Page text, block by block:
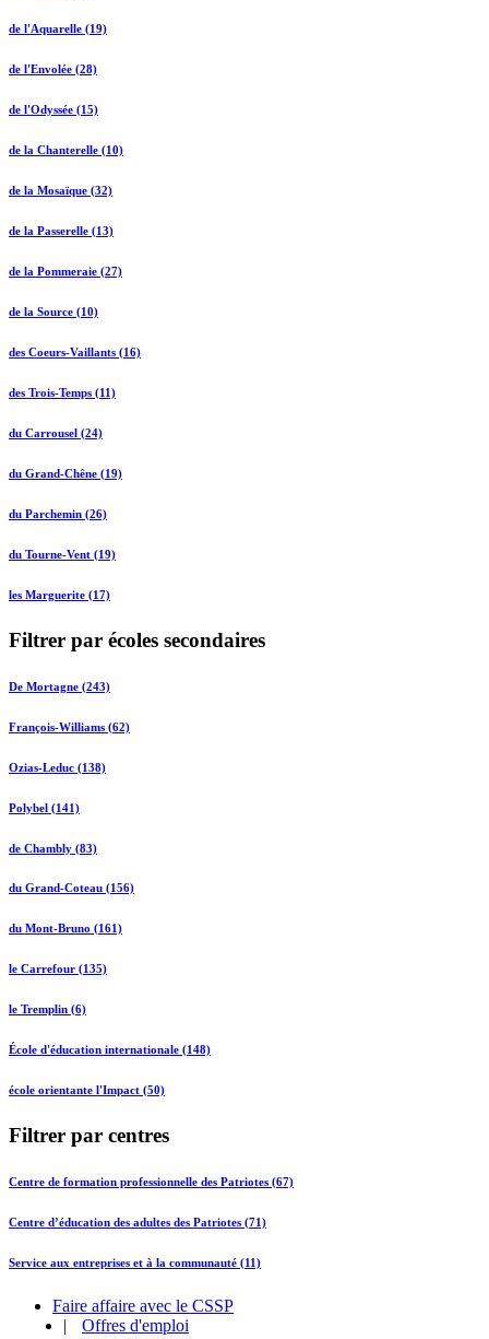
de l'Aquarelle (19)
de l'Envolée (28)
de l'Odyssée (15)
de la Chanterelle (10)
de la Mosaïque (32)
de la Passerelle (13)
de la Pommeraie (27)
de la Source (10)
des Coeurs-Vaillants (16)
des Trois-Temps (11)
du Carrousel (24)
du Grand-Chêne (19)
du Parchemin (26)
du Tourne-Vent (19)
les Marguerite (17)
Filtrer par écoles secondaires
De Mortagne (243)
François-Williams (62)
Ozias-Leduc (138)
Polybel (141)
de Chambly (83)
du Grand-Coteau (156)
du Mont-Bruno (161)
le Carrefour (135)
le Tremplin (6)
École d'éducation internationale (148)
école orientante l'Impact (50)
Filtrer par centres
Centre de formation professionnelle des Patriotes (67)
Centre d’éducation des adultes des Patriotes (71)
Service aux entreprises et à la communauté (11)
Faire affaire avec le CSSP
|
Offres d'emploi